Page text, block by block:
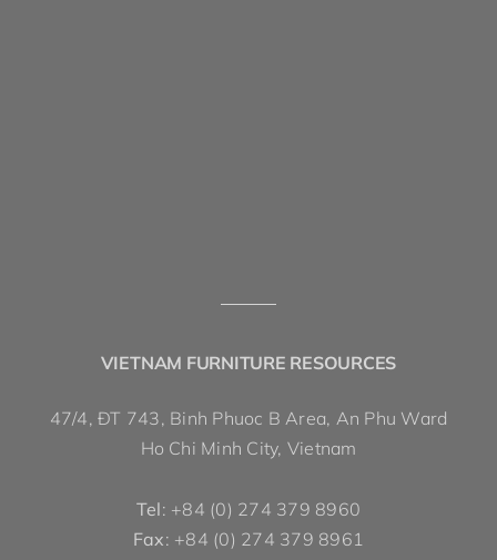
VIETNAM FURNITURE RESOURCES
47/4, ĐT 743, Binh Phuoc B Area, An Phu Ward
Ho Chi Minh City, Vietnam
Tel: +84 (0) 274 379 8960
Fax: +84 (0) 274 379 8961